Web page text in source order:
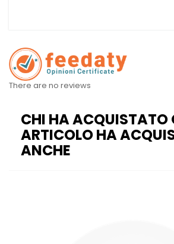
There are no reviews
CHI HA ACQUISTATO
ARTICOLO HA
ANCHE